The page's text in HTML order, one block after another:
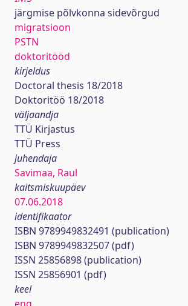
järgmise põlvkonna sidevõrgud
migratsioon
PSTN
doktoritööd
kirjeldus
Doctoral thesis 18/2018
Doktoritöö 18/2018
väljaandja
TTÜ Kirjastus
TTÜ Press
juhendaja
Savimaa, Raul
kaitsmiskuupäev
07.06.2018
identifikaator
ISBN 9789949832491 (publication)
ISBN 9789949832507 (pdf)
ISSN 25856898 (publication)
ISSN 25856901 (pdf)
keel